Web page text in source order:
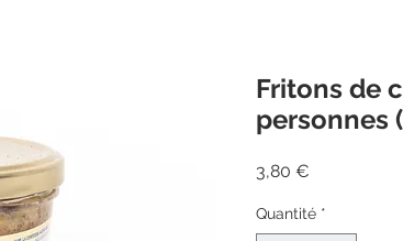
Fritons de
personnes
3,80 €
Quantité *